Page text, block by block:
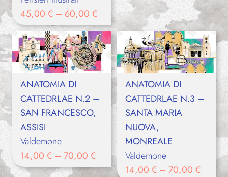
45,00 € – 60,00 €
ANATOMIA DI
CATTEDRLAE N.2 –
SAN FRANCESCO,
ASSISI
Valdemone
14,00 € – 70,00 €
ANATOMIA DI
CATTEDRLAE N.3 –
SANTA MARIA
NUOVA,
MONREALE
Valdemone
14,00 € – 70,00 €